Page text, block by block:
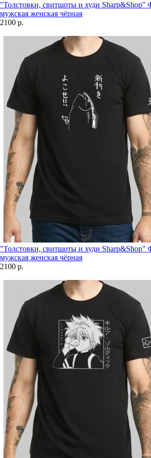
"Толстовки, свитшоты и худи Sharp&Shop"
мужская женская чёрная
2100 р.
"Толстовки, свитшоты и худи Sharp&Shop"
мужская женская чёрная
2100 р.